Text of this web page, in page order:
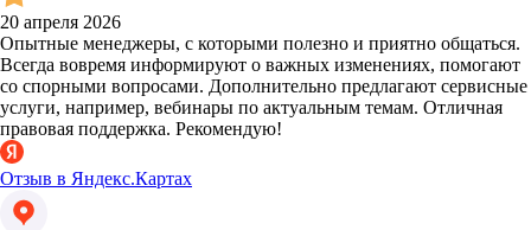
20 апреля 2026
Опытные менеджеры, с которыми полезно и приятно общаться.
Всегда вовремя информируют о важных изменениях, помогают
со спорными вопросами. Дополнительно предлагают сервисные
услуги, например, вебинары по актуальным темам. Отличная
правовая поддержка. Рекомендую!
Отзыв в Яндекс.Картах